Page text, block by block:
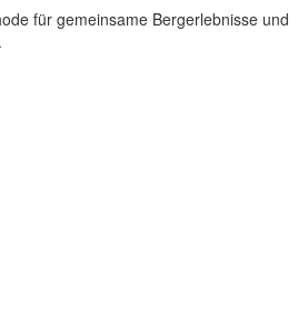
für gemeinsame Bergerlebnisse und